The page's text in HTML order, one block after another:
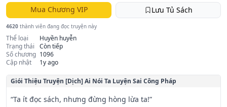
Mua Chương VIP Lưu Tủ Sách
4620 thành viên đang đọc truyện này
Thể loại
Huyền huyễn
Trạng thái
Còn tiếp
Số chương 1096
Cập nhật
1y ago
Giói Thiệu Truyện [Dịch] Ai Nói Ta Luyện Sai Công Pháp
“Ta ít đọc sách, nhưng đừng hòng lừa ta!”